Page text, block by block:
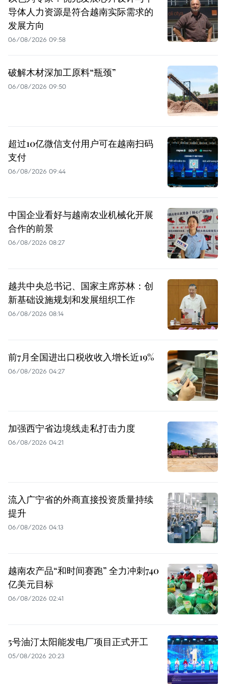
导体人力资源是符合越南实际需求的
发展方向
06/08/2026 09:58
破解木材深加工原料“瓶颈”
06/08/2026 09:50
超过10亿微信支付用户可在越南扫码
支付
06/08/2026 09:44
中国企业看好与越南农业机械化开展
合作的前景
06/08/2026 08:27
越共中央总书记、国家主席苏林：创
新基础设施规划和发展组织工作
06/08/2026 08:14
前7月全国进出口税收收入增长近19%
06/08/2026 04:27
加强西宁省边境线走私打击力度
06/08/2026 04:21
流入广宁省的外商直接投资质量持续
提升
06/08/2026 04:13
越南农产品“和时间赛跑” 全力冲刺740
亿美元目标
06/08/2026 02:41
5号油汀太阳能发电厂项目正式开工
05/08/2026 20:23